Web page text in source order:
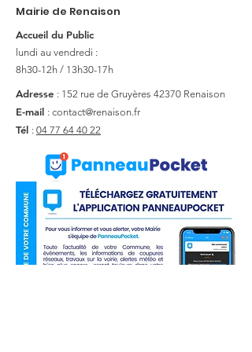
Mairie de Renaison
Accueil du Public
lundi au vendredi :
8h30-12h / 13h30-17h
Adresse : 152 rue de Gruyères 42370 Renaison
E-mail : contact@renaison.fr
Tél : 04 77 64 40 22